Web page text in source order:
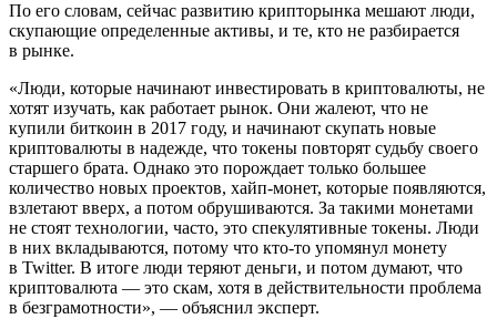
По его словам, сейчас развитию крипторынка мешают люди,
скупающие определенные активы, и те, кто не разбирается
в рынке.
«Люди, которые начинают инвестировать в криптовалюты, не
хотят изучать, как работает рынок. Они жалеют, что не
купили биткоин в 2017 году, и начинают скупать новые
криптовалюты в надежде, что токены повторят судьбу своего
старшего брата. Однако это порождает только большее
количество новых проектов, хайп-монет, которые появляются,
взлетают вверх, а потом обрушиваются. За такими монетами
не стоят технологии, часто, это спекулятивные токены. Люди
в них вкладываются, потому что кто-то упомянул монету
в Twitter. В итоге люди теряют деньги, и потом думают, что
криптовалюта — это скам, хотя в действительности проблема
в безграмотности», — объяснил эксперт.